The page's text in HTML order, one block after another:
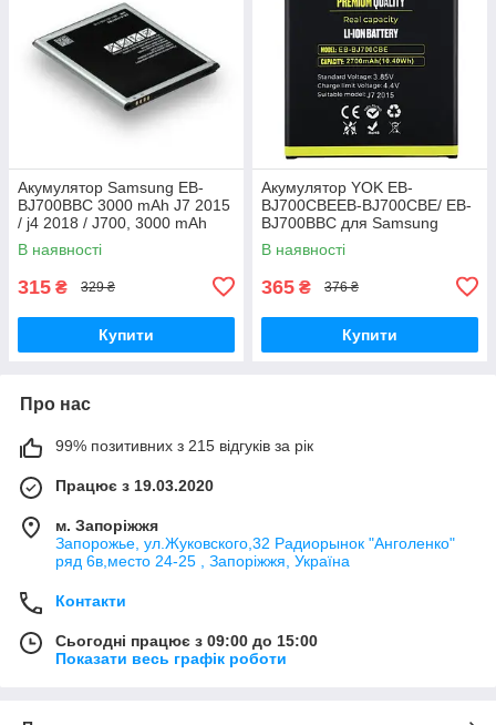
Акумулятор Samsung EB-
BJ700BBC 3000 mAh J7 2015
/ j4 2018 / J700, 3000 mAh
Original PRC
В наявності
315 ₴ 329 ₴
Купити
Акумулятор YOK EB-
BJ700CBEEB-BJ700CBE/ EB-
BJ700BBC для Samsung
J700/ J700H/ J700F/ J701/ J7
(2015)/ J4 (2018)/ J400
В наявності
365 ₴ 376 ₴
Купити
Про нас
99% позитивних з 215 відгуків за рік
Працює з 19.03.2020
м. Запоріжжя
Запорожье, ул.Жуковского,32 Радиорынок "Анголенко"
ряд 6в,место 24-25 , Запоріжжя, Україна
Контакти
Сьогодні працює з 09:00 до 15:00
Показати весь графік роботи